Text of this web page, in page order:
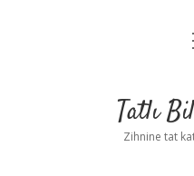
Tatlı
Zihnine tat